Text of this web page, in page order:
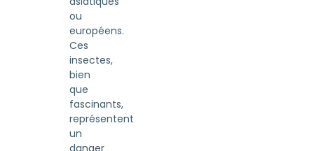
ou
européens.
Ces
insectes,
bien
que
fascinants,
représentent
un